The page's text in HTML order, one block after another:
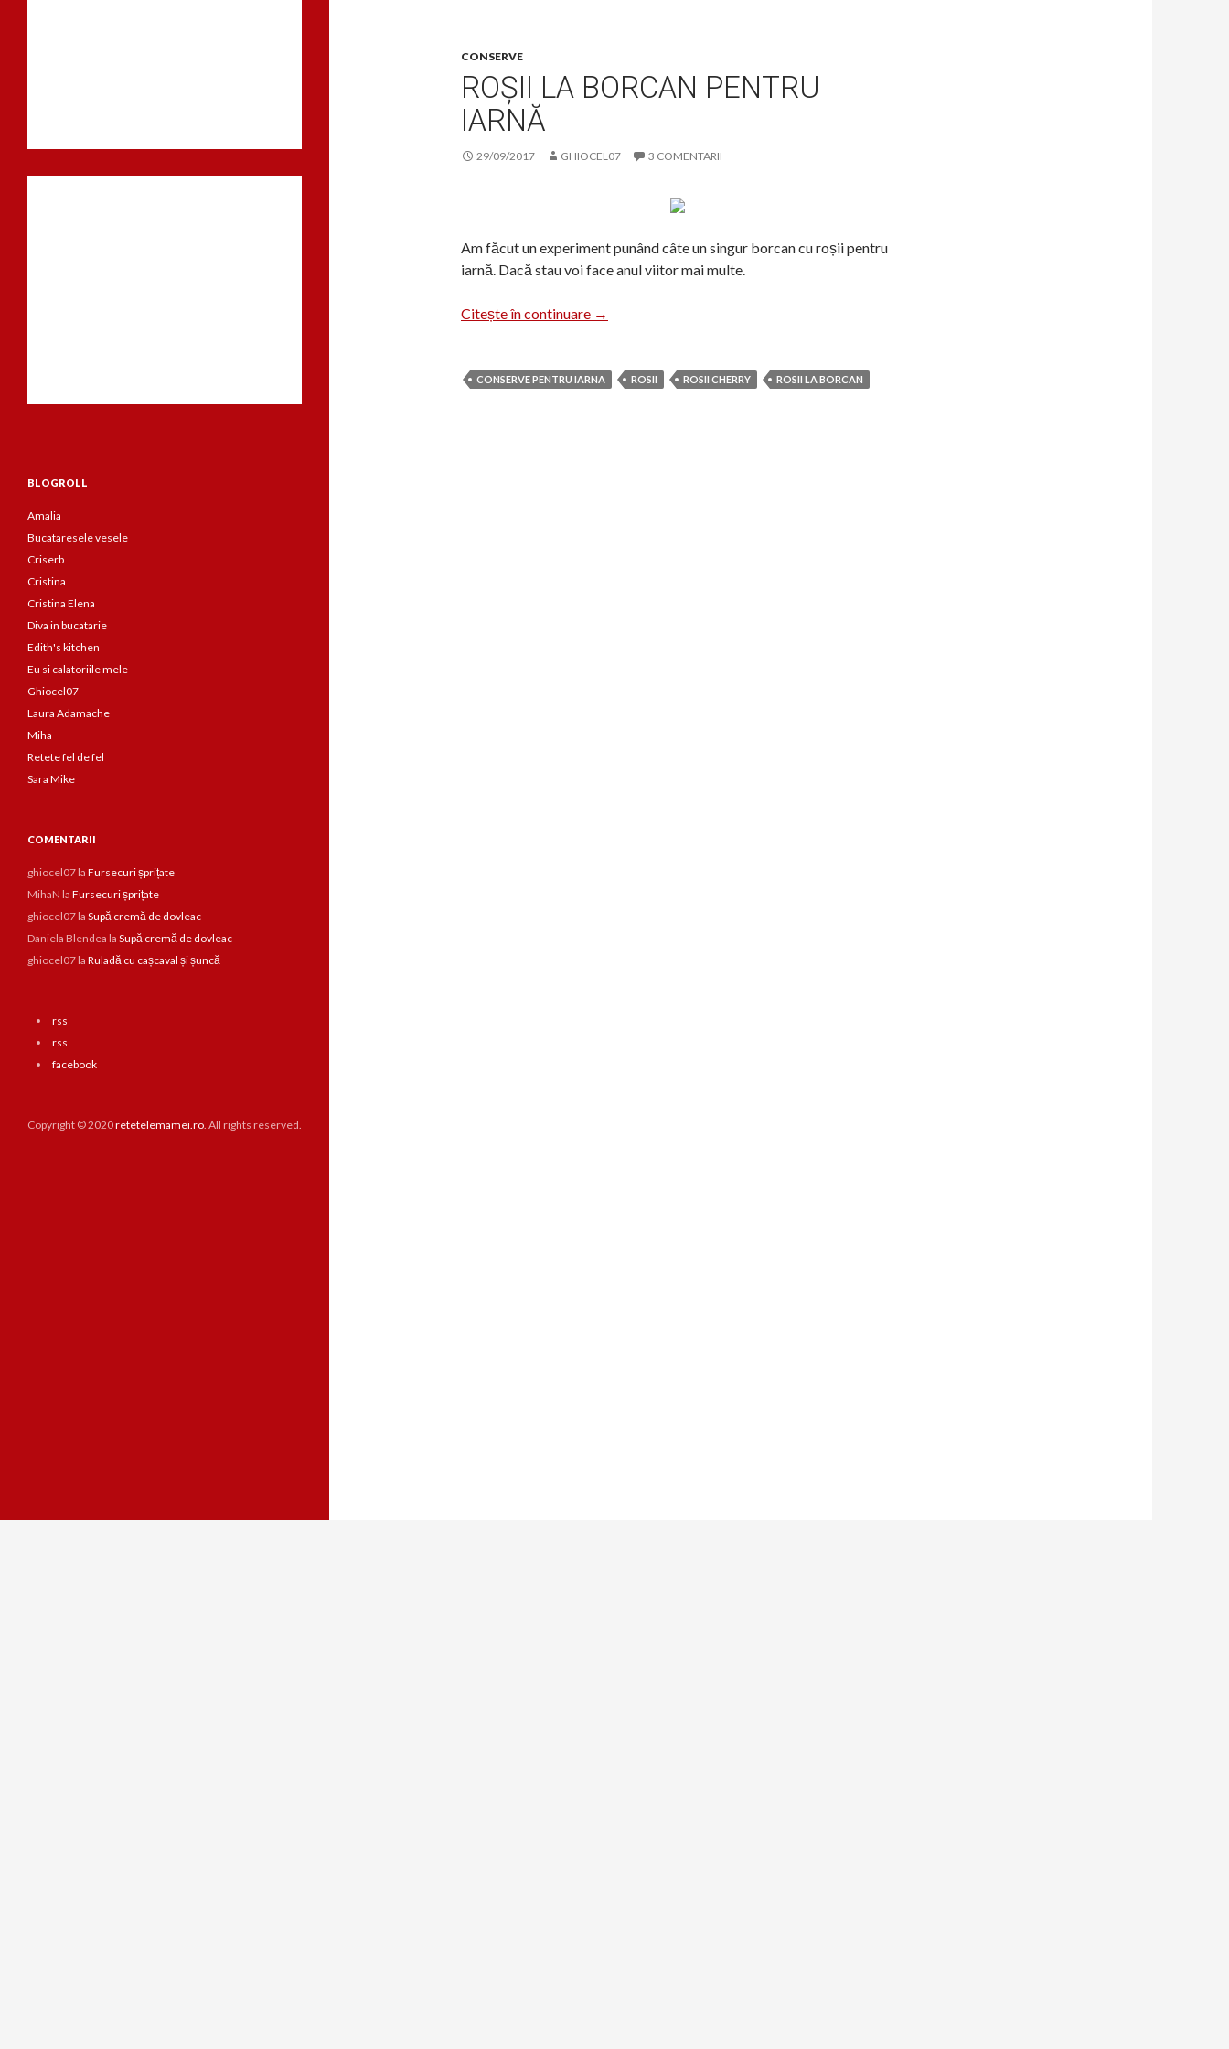
CONSERVE
ROȘII LA BORCAN PENTRU
IARNĂ
29/09/2017 GHIOCEL07 3 COMENTARII
Am făcut un experiment punând câte un singur borcan cu roșii pentru
iarnă. Dacă stau voi face anul viitor mai multe.
Citește în continuare Roșii la borcan pentru iarnă
→
CONSERVE PENTRU IARNA ROSII ROSII CHERRY ROSII LA BORCAN
BLOGROLL
Amalia
Bucataresele vesele
Criserb
Cristina
Cristina Elena
Diva in bucatarie
Edith's kitchen
Eu si calatoriile mele
Ghiocel07
Laura Adamache
Miha
Retete fel de fel
Sara Mike
COMENTARII
ghiocel07la Fursecuri șprițate
MihaN la Fursecuri șprițate
ghiocel07la Supă cremă de dovleac
Daniela Blendea la Supă cremă de dovleac
ghiocel07la Ruladă cu cașcaval și șuncă
rss
rss
facebook
Copyright © 2020retetelemamei.ro. All rights reserved.